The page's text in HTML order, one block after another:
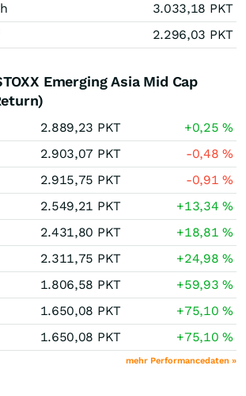
3.033,18 PKT
2.296,03 PKT
Emerging Asia Mid Cap
2.889,23 PKT +0,25%
2.903,07 PKT -0,48%
2.915,75 PKT -0,91%
2.549,21 PKT +13,34%
2.431,80 PKT +18,81%
2.311,75 PKT +24,98%
1.806,58 PKT +59,93%
1.650,08 PKT +75,10%
1.650,08 PKT +75,10%
mehr Performancedaten »